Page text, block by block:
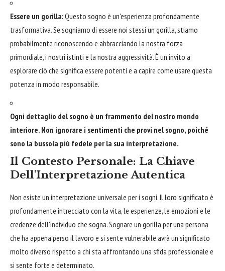
Essere un gorilla:Questo sogno è un'esperienza profondamente
trasformativa. Se sogniamo di essere noi stessi un gorilla, stiamo
probabilmente riconoscendo e abbracciando la nostra forza
primordiale, i nostri istinti e la nostra aggressività. È un invito a
esplorare ciò che significa essere potenti e a capire come usare questa
potenza in modo responsabile.
Ogni dettaglio del sogno è un frammento del nostro mondo
interiore. Non ignorare i sentimenti che provi nel sogno, poiché
sono la bussola più fedele per la sua interpretazione.
Il Contesto Personale: La Chiave
Dell'Interpretazione Autentica
Non esiste un'interpretazione universale per i sogni. Il loro significato è
profondamente intrecciato con la vita, le esperienze, le emozioni e le
credenze dell'individuo che sogna. Sognare un gorilla per una persona
che ha appena perso il lavoro e si sente vulnerabile avrà un significato
molto diverso rispetto a chi sta affrontando una sfida professionale e
si sente forte e determinato.